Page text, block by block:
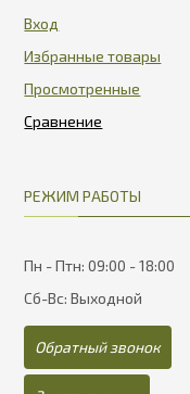
Вход
Избранные товары
Просмотренные
РЕЖИМ РАБОТЫ
Пн - Птн: 09:00 - 18:00
Сб-Вс: Выходной
Обратный звонок